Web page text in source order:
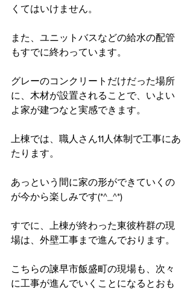
くてはいけません。
また、ユニットバスなどの給水の配管
もすでに終わっています。
グレーのコンクリートだけだった場所
に、木材が設置されることで、いよい
よ家が建つなと実感できます。
上棟では、職人さん11人体制で工事にあ
たります。
あっという間に家の形ができていくの
が今から楽しみです(*^_^*)
すでに、上棟が終わった東彼杵群の現
場は、外壁工事まで進んでおります。
こちらの諫早市飯盛町の現場も、次々
に工事が進んでいくことになるとおも